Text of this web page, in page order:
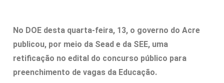
No DOE desta quarta-feira, 13, o governo do Acre
publicou, por meio da Sead e da SEE, uma
retificação no edital do concurso público para
preenchimento de vagas da Educação.